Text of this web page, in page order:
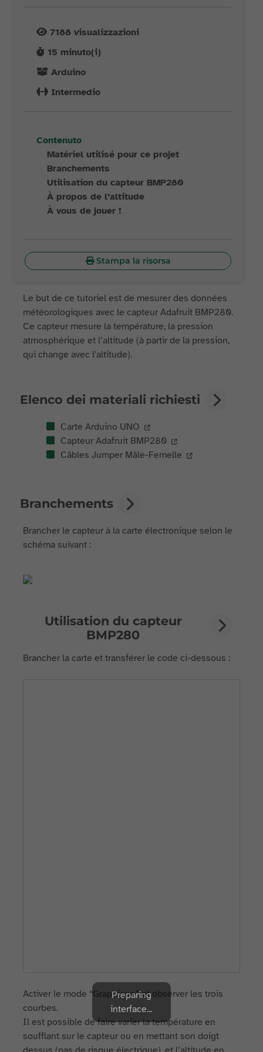
7188 visualizzazioni
15 minuto(i)
Arduino
Intermedio
Contenuto
Matériel utilisé pour ce projet
Branchements
Utilisation du capteur BMP280
À propos de l’altitude
À vous de jouer !
Stampa la risorsa
Le but de ce tutoriel est de mesurer des données
météorologiques avec le capteur Adafruit BMP280.
Ce capteur mesure la température, la pression
atmosphérique et l’altitude (à partir de la pression,
qui change avec l'altitude).
Elenco dei materiali richiesti
Carte Arduino UNO
Capteur Adafruit BMP280
Câbles Jumper Mâle-Femelle
Branchements
Brancher le capteur à la carte électronique selon le
schéma suivant :
Utilisation du capteur
BMP280
Brancher la carte et transférer le code ci-dessous :
Activer le mode “Graphique” et observer les trois
courbes.
Il est possible de faire varier la température en
soufflant sur le capteur ou en mettant son doigt
Preparing
interface...